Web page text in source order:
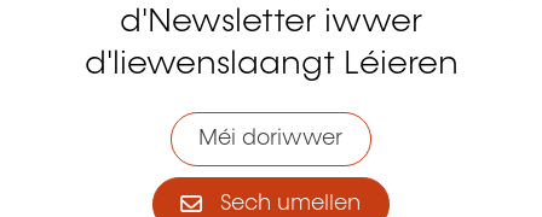
d'Newsletter iwwer
d'liewenslaangt Léieren
Méi doriwwer
Sech umellen